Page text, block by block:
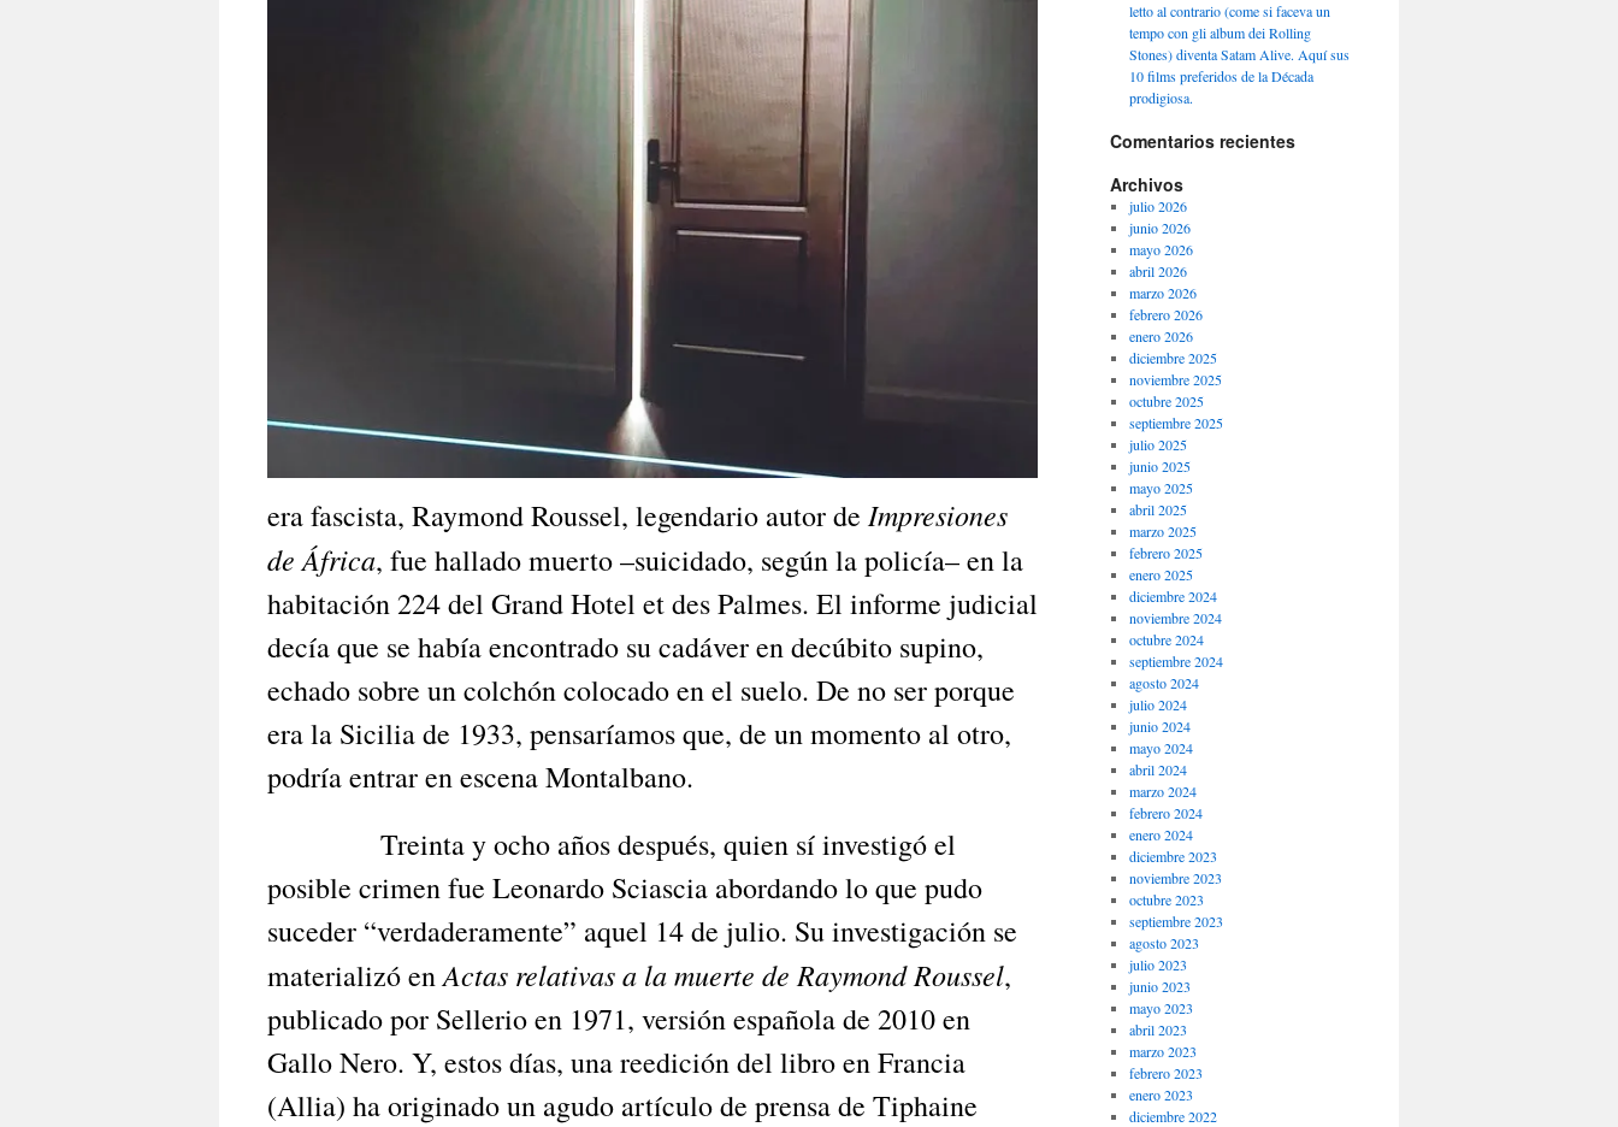
era fascista, Raymond Roussel, legendario autor de Impresiones
de África, fue hallado muerto –suicidado, según la policía– en la
habitación 224 del Grand Hotel et des Palmes. El informe judicial
decía que se había encontrado su cadáver en decúbito supino,
echado sobre un colchón colocado en el suelo. De no ser porque
era la Sicilia de 1933, pensaríamos que, de un momento al otro,
podría entrar en escena Montalbano.
Treinta y ocho años después, quien sí investigó el
posible crimen fue Leonardo Sciascia abordando lo que pudo
suceder “verdaderamente” aquel 14 de julio. Su investigación se
materializó enActas relativasa la muerte de Raymond Roussel,
publicado por Sellerio en 1971, versión española de 2010 en
Gallo Nero. Y, estos días, una reedición del libro en Francia
(Allia) ha originado un agudo artículo de prensa de Tiphaine
letto al contrario (come si faceva un
tempo con gli album dei Rolling
Stones) diventa Satam Alive. Aquí sus
10 films preferidos de la Década
prodigiosa.
Comentarios recientes
Archivos
julio 2026
junio 2026
mayo 2026
abril 2026
marzo 2026
febrero 2026
enero 2026
diciembre 2025
noviembre 2025
octubre 2025
septiembre 2025
julio 2025
junio 2025
mayo 2025
abril 2025
marzo 2025
febrero 2025
enero 2025
diciembre 2024
noviembre 2024
octubre 2024
septiembre 2024
agosto 2024
julio 2024
junio 2024
mayo 2024
abril 2024
marzo 2024
febrero 2024
enero 2024
diciembre 2023
noviembre 2023
octubre 2023
septiembre 2023
agosto 2023
julio 2023
junio 2023
mayo 2023
abril 2023
marzo 2023
febrero 2023
enero 2023
diciembre 2022